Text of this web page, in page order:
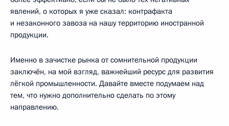
явлений, о которых я уже сказал: контрафакта
и незаконного завоза на нашу территорию иностранной
продукции.
Именно в зачистке рынка от сомнительной продукции
заключён, на мой взгляд, важнейший ресурс для развития
лёгкой промышленности. Давайте вместе подумаем над
тем, что нужно дополнительно сделать по этому
направлению.